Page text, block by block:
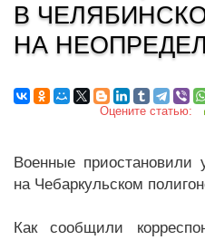
В
НА
Оцените статью:
Военные приостановили
на Чебаркульском
Как сообщили